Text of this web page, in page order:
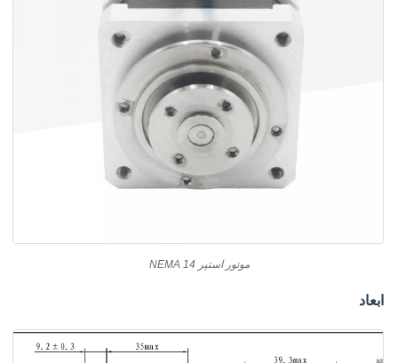
موتور استپر NEMA 14
ابعاد